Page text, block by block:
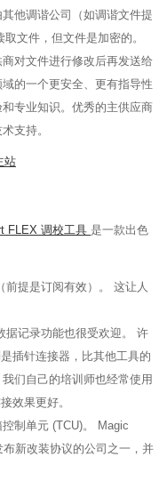
他调谐公司（如调谐文件提
文件，但文件是加密的。
对文件进行修改后再发送给
的一个更安全、更有指导性
专业知识。优秀的主供应商
支持。
站
FLEX 调校工具 是一款出色
前提是订阅有效）。 这让人
据记录功能也很受欢迎。 许
插针连接器，比其他工具的
们自己的培训师也经常使用
效果更好。
制单元 (TCU)。 Magic
新改装协议的公司之一，并